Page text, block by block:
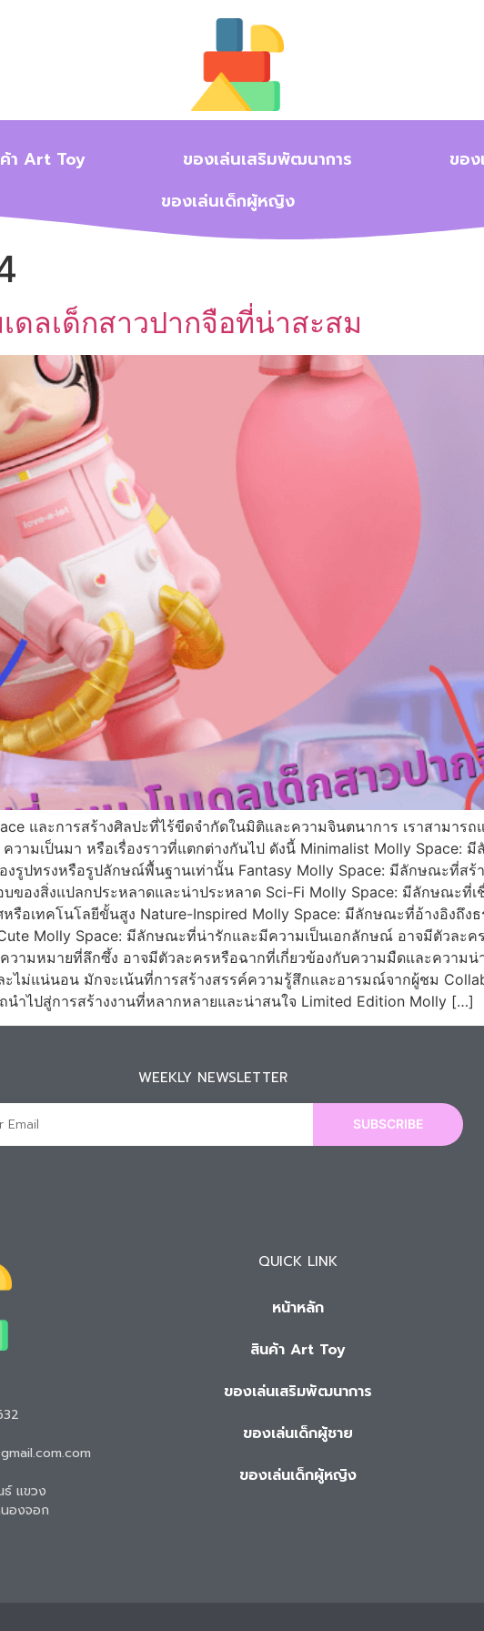
า Art Toy ของเล่นเสริมพัฒนาการ
ของ
ของเล่นเด็กผู้หญิง
ดลเด็กสาวปากจือที่น่าสะสม
และการสร้างศิลปะที่ไร้ขีดจำกัดในมิติและความจินตนาการ เราสามาร
มเป็นมา หรือเรื่องราวที่แตกต่างกันไป ดังนี้ Minimalist Molly Space:
รูปทรงหรือรูปลักษณ์พื้นฐานเท่านั้น Fantasy Molly Space: มีลักษณะที่สร้
ของสิ่งแปลกประหลาดและน่าประหลาด Sci-Fi Molly Space: มีลักษณะที่เ
รือเทคโนโลยีขั้นสูง Nature-Inspired Molly Space: มีลักษณะที่อ้างอิงถึง
Molly Space: มีลักษณะที่น่ารักและมีความเป็นเอกลักษณ์ อาจมีตัวละ
ามหมายที่ลึกซึ้ง อาจมีตัวละครหรือฉากที่เกี่ยวข้องกับความมืดและความน่
ม่แน่นอน มักจะเน้นที่การสร้างสรรค์ความรู้สึกและอารมณ์จากผู้ชม
ำไปสู่การสร้างงานที่หลากหลายและน่าสนใจ Limited Edition Molly […]
WEEKLY NEWSLETTER
SUBSCRIBE
แขวง
นองจอก
QUICK LINK
หน้าหลัก
สินค้า Art Toy
ของเล่นเสริมพัฒนาการ
ของเล่นเด็กผู้ชาย
ของเล่นเด็กผู้หญิง